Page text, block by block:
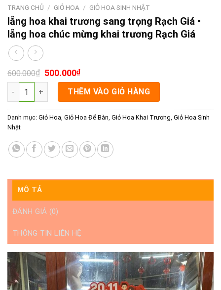
TRANG CHỦ / GIỎ HOA / GIỎ HOA SINH NHẬT
lẵng hoa khai trương sang trọng Rạch Giá •
lẵng hoa chúc mừng khai trương Rạch Giá
600.000₫ 500.000₫
lẵng hoa khai trương sang trọng Rạch Giá • lẵng hoa chúc
THÊM VÀO GIỎ HÀNG
Danh mục: Giỏ Hoa, Giỏ Hoa Để Bàn, Giỏ Hoa Khai Trương, Giỏ Hoa Sinh
Nhật
MÔ TẢ
ĐÁNH GIÁ (0)
THÔNG TIN LIÊN HỆ